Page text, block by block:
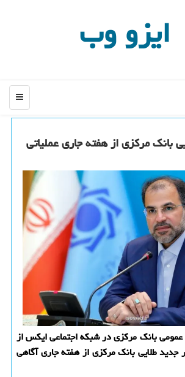
ایزو وب
منو
بانک مرکزی از هفته جاری عملیاتی
عمومی بانک مرکزی در شبکه اجتماعی ایکس از
شدن ۳ ابزار جدید طلایی بانک مرکزی از هفته جاری آگاهی